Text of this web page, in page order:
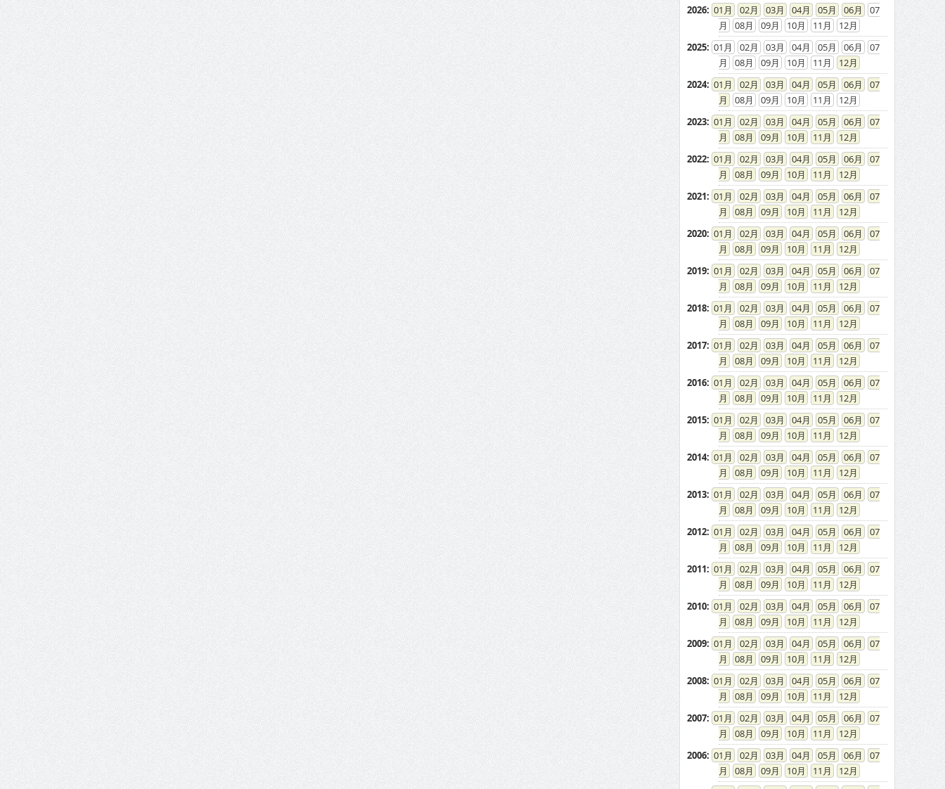
2026: 01 02 03 04 05 06
07
08
09 10 11
12
2025: 01 02 03 04 05 06
07
08
09 10 11
12
2024: 01 02 03 04 05 06
07
08
09 10 11
12
2023: 01 02 03 04 05 06
07
08
09 10 11
12
2022: 01 02 03 04 05 06
07
08
09 10 11
12
2021: 01 02 03 04 05 06
07
08
09 10 11
12
2020: 01 02 03 04 05 06
07
08
09 10 11
12
2019: 01 02 03 04 05 06
07
08
09 10 11
12
2018: 01 02 03 04 05 06
07
08
09 10 11
12
2017: 01 02 03 04 05 06
07
08
09 10 11
12
2016: 01 02 03 04 05 06
07
08
09 10 11
12
2015: 01 02 03 04 05 06
07
08
09 10 11
12
2014: 01 02 03 04 05 06
07
08
09 10 11
12
2013: 01 02 03 04 05 06
07
08
09 10 11
12
2012: 01 02 03 04 05 06
07
08
09 10 11
12
2011: 01 02 03 04 05 06
07
08
09 10 11
12
2010: 01 02 03 04 05 06
07
08
09 10 11
12
2009: 01 02 03 04 05 06
07
08
09 10 11
12
2008: 01 02 03 04 05 06
07
08
09 10 11
12
2007: 01 02 03 04 05 06
07
08
09 10 11
12
2006: 01 02 03 04 05 06
07
08
09 10 11
12